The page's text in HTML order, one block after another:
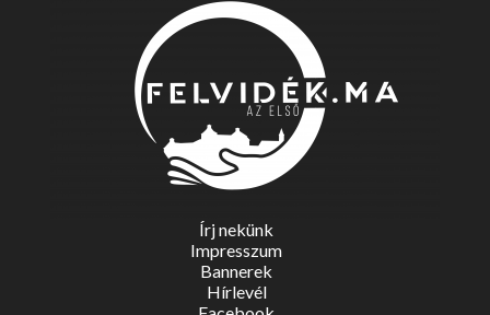
Írj nekünk
Impresszum
Bannerek
Hírlevél